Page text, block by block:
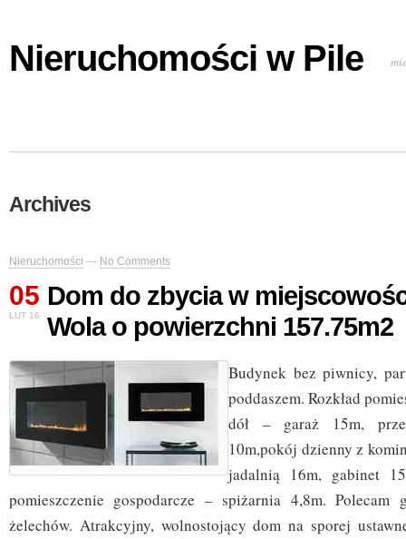
Nieruchomości w Pile
Archives
Nieruchomości — No Comments
05
LUT 16
Dom do zbycia w
Wola o powierzchni 157.75m2
Budynek bez piwnicy,
poddaszem. Rozkład
dół – garaż 15m,
10m,pokój dzienny z
jadalnią 16m, gabinet
pomieszczenie gospodarcze – spiżarnia 4,8m. Polecam
żelechów. Atrakcyjny, wolnostojący dom na sporej